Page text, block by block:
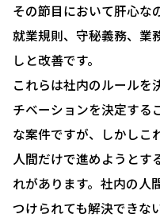
選ばれる理由
助成金について
就業規則について
その節目において肝心な
就業規則、守秘義務、業
しと改善です。
これらは社内のルールを
チベーションを決定する
な案件ですが、しかしこ
人間だけで進めようとす
れがあります。社内の人
つけられても解決できな